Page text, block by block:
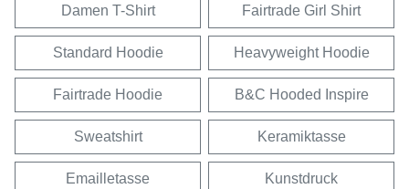
Damen T-Shirt Fairtrade Girl Shirt
Standard Hoodie Heavyweight Hoodie
Fairtrade Hoodie B&C Hooded Inspire
Sweatshirt Keramiktasse
Emailletasse Kunstdruck